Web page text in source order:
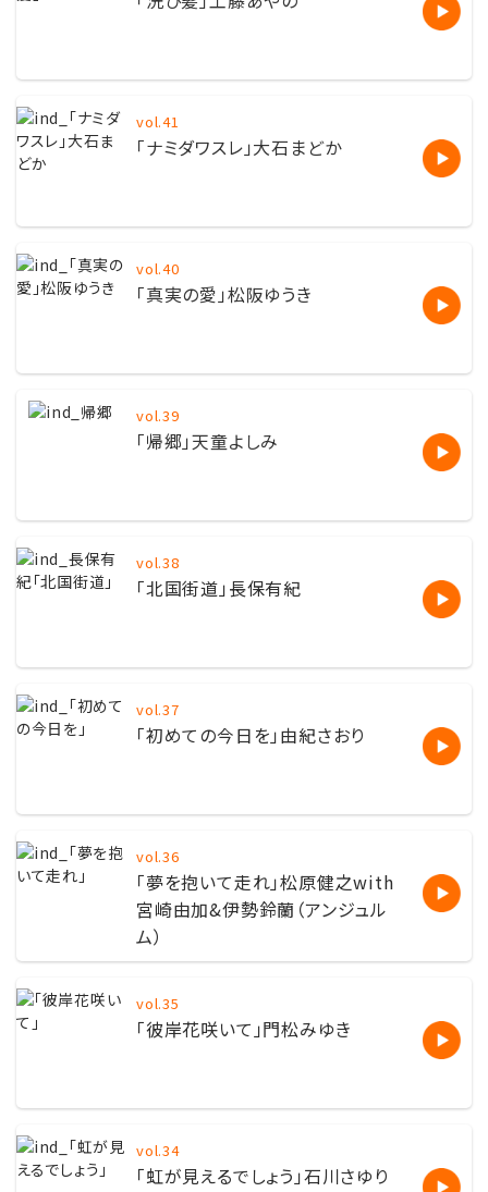
vol.41
「ナミダワスレ」大石まどか
vol.40
「真実の愛」松阪ゆうき
vol.39
「帰郷」天童よしみ
vol.38
「北国街道」長保有紀
vol.37
「初めての今日を」由紀さおり
vol.36
「夢を抱いて走れ」松原健之with
宮崎由加&伊勢鈴蘭（アンジュル
ム）
vol.35
「彼岸花咲いて」門松みゆき
vol.34
「虹が見えるでしょう」石川さゆり